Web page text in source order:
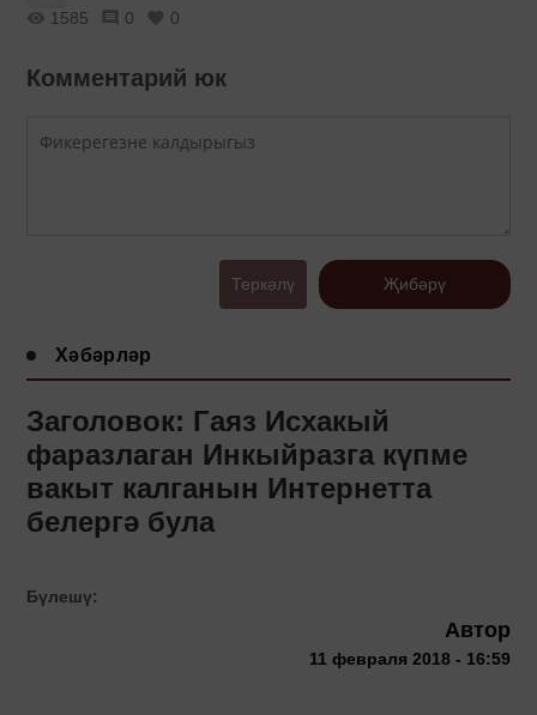
1585 0 0
Комментарий юк
Теркәлү Җибәрү
Хәбәрләр
Заголовок: Гаяз Исхакый
фаразлаган Инкыйразга күпме
вакыт калганын Интернетта
белергә була
Бүлешү:
Автор
11 февраля 2018 - 16:59